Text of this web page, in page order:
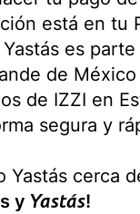
está en tu
es
de
de IZZI en
segura y
Yastás cerca
y Yastás!